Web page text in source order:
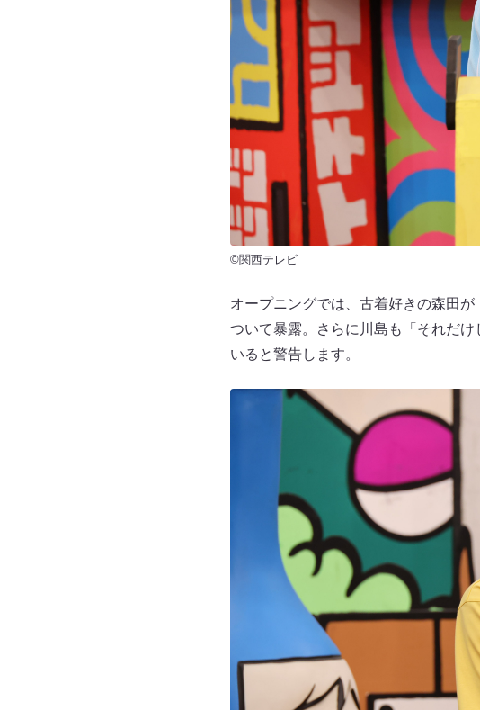
©関西テレビ
オープニングでは、古着好きの森田
ついて暴露。さらに川島も「それだけ
いると警告します。